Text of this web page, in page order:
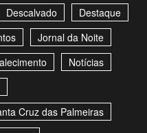
Descalvado
Destaque
Jornal da Noite
Notícias
Cruz das Palmeiras